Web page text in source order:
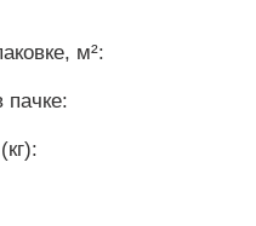
м²:
пачке: